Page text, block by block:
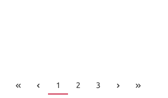
1 2 3